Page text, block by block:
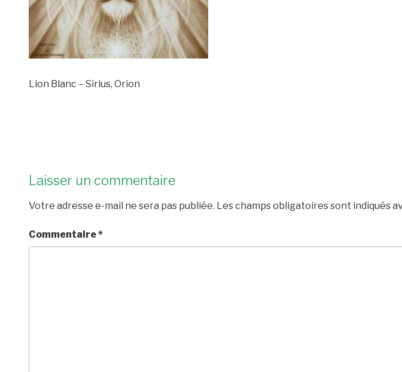
Lion Blanc – Sirius, Orion
Laisser un commentaire
Votre adresse e-mail ne sera pas publiée. Les champs obligatoires sont indiqués
Commentaire*